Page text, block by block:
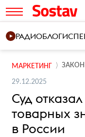
РАДИОБЛОГИ
МАРКЕТИНГ
29.12.2025
Суд
товарных
в России